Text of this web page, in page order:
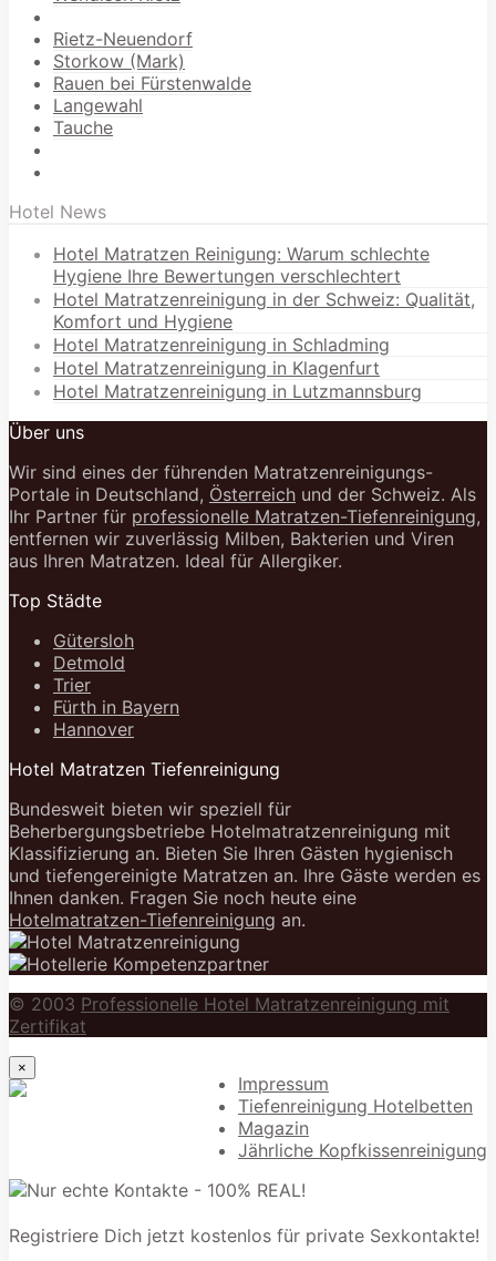
Rietz-Neuendorf
Storkow (Mark)
Rauen bei Fürstenwalde
Langewahl
Tauche
Hotel News
Hotel Matratzen Reinigung: Warum schlechte
Hygiene Ihre Bewertungen verschlechtert
Hotel Matratzenreinigung in der Schweiz: Qualität,
Komfort und Hygiene
Hotel Matratzenreinigung in Schladming
Hotel Matratzenreinigung in Klagenfurt
Hotel Matratzenreinigung in Lutzmannsburg
Über uns
Wir sind eines der führenden Matratzenreinigungs-
Portale in Deutschland, Österreich und der Schweiz. Als
Ihr Partner für professionelle Matratzen-Tiefenreinigung,
entfernen wir zuverlässig Milben, Bakterien und Viren
aus Ihren Matratzen. Ideal für Allergiker.
Top Städte
Gütersloh
Detmold
Trier
Fürth in Bayern
Hannover
Hotel Matratzen Tiefenreinigung
Bundesweit bieten wir speziell für
Beherbergungsbetriebe Hotelmatratzenreinigung mit
Klassifizierung an. Bieten Sie Ihren Gästen hygienisch
und tiefengereinigte Matratzen an. Ihre Gäste werden es
Ihnen danken. Fragen Sie noch heute eine
Hotelmatratzen-Tiefenreinigung an.
© 2003 Professionelle Hotel Matratzenreinigung mit
Zertifikat
Impressum
Tiefenreinigung Hotelbetten
Magazin
Jährliche Kopfkissenreinigung
×
Registriere Dich jetzt kostenlos für private Sexkontakte!